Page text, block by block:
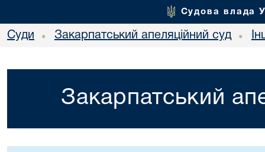
Судова влада
Суди • Закарпатський апеляційний суд •
Закарпатський